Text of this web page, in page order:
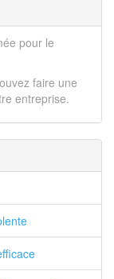
pour le
faire une
entreprise.